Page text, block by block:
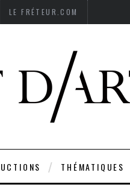
LE FRÉTEUR.COM
THÉMATIQUES